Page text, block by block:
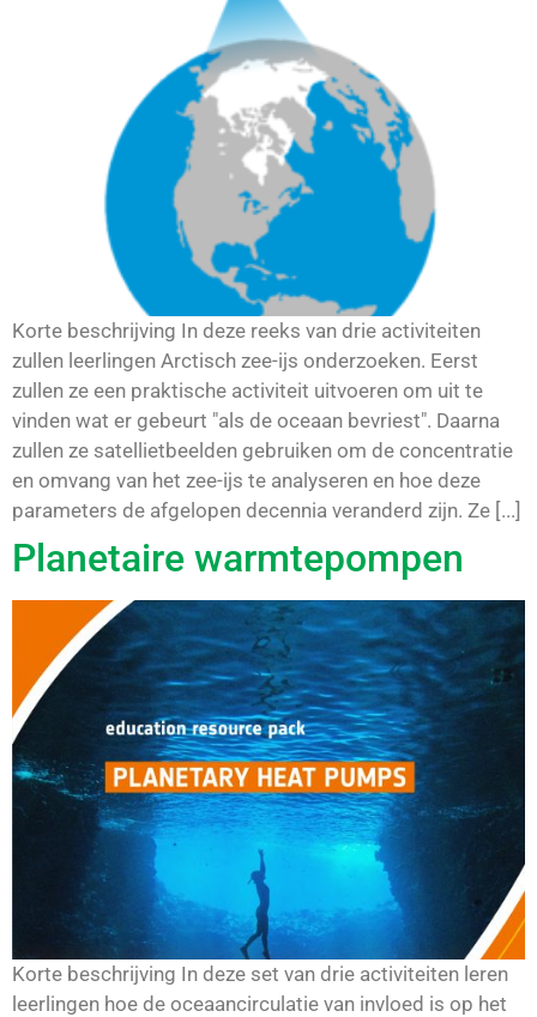
Korte beschrijving In deze reeks van drie activiteiten
zullen leerlingen Arctisch zee-ijs onderzoeken. Eerst
zullen ze een praktische activiteit uitvoeren om uit te
vinden wat er gebeurt "als de oceaan bevriest". Daarna
zullen ze satellietbeelden gebruiken om de concentratie
en omvang van het zee-ijs te analyseren en hoe deze
parameters de afgelopen decennia veranderd zijn. Ze [...]
Planetaire warmtepompen
Korte beschrijving In deze set van drie activiteiten leren
leerlingen hoe de oceaancirculatie van invloed is op het